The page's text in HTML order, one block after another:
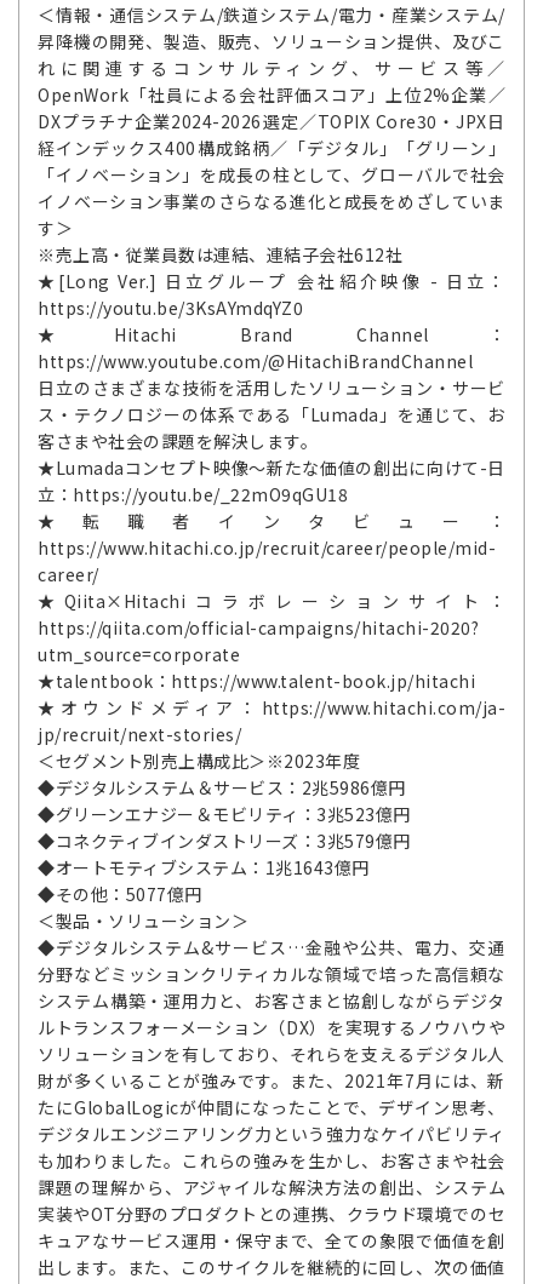
＜情報・通信システム/鉄道システム/電力・産業システム/
昇降機の開発、製造、販売、ソリューション提供、及びこ
れに関連するコンサルティング、サービス等／
OpenWork「社員による会社評価スコア」上位2%企業／
DXプラチナ企業2024-2026選定／TOPIX Core30・JPX日
経インデックス400構成銘柄／「デジタル」「グリーン」
「イノベーション」を成長の柱として、グローバルで社会
イノベーション事業のさらなる進化と成長をめざしていま
す＞
※売上高・従業員数は連結、連結子会社612社
★[Long Ver.] 日立グループ 会社紹介映像 - 日立：
https://youtu.be/3KsAYmdqYZ0
★Hitachi Brand Channel：
https://www.youtube.com/@HitachiBrandChannel
日立のさまざまな技術を活用したソリューション・サービ
ス・テクノロジーの体系である「Lumada」を通じて、お
客さまや社会の課題を解決します。
★Lumadaコンセプト映像～新たな価値の創出に向けて-日
立：https://youtu.be/_22mO9qGU18
★転職者インタビュー：
https://www.hitachi.co.jp/recruit/career/people/mid-
career/
★Qiita×Hitachiコラボレーションサイト：
https://qiita.com/official-campaigns/hitachi-2020?
utm_source=corporate
★talentbook：https://www.talent-book.jp/hitachi
★オウンドメディア：https://www.hitachi.com/ja-
jp/recruit/next-stories/
＜セグメント別売上構成比＞※2023年度
◆デジタルシステム＆サービス：2兆5986億円
◆グリーンエナジー＆モビリティ：3兆523億円
◆コネクティブインダストリーズ：3兆579億円
◆オートモティブシステム：1兆1643億円
◆その他：5077億円
＜製品・ソリューション＞
◆デジタルシステム&サービス…金融や公共、電力、交通
分野などミッションクリティカルな領域で培った高信頼な
システム構築・運用力と、お客さまと協創しながらデジタ
ルトランスフォーメーション（DX）を実現するノウハウや
ソリューションを有しており、それらを支えるデジタル人
財が多くいることが強みです。また、2021年7月には、新
たにGlobalLogicが仲間になったことで、デザイン思考、
デジタルエンジニアリング力という強力なケイパビリティ
も加わりました。これらの強みを生かし、お客さまや社会
課題の理解から、アジャイルな解決方法の創出、システム
実装やOT分野のプロダクトとの連携、クラウド環境でのセ
キュアなサービス運用・保守まで、全ての象限で価値を創
出します。また、このサイクルを継続的に回し、次の価値